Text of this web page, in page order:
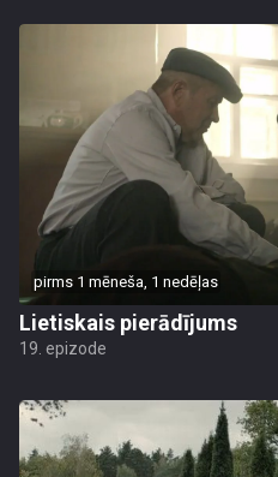
pirms 1 mēneša, 1 nedēļas
Lietiskais pierādījums
19. epizode